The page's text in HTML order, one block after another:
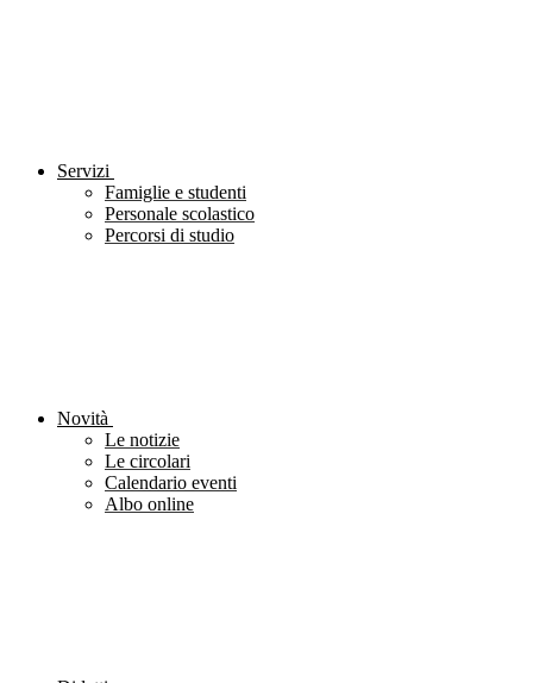
Servizi
Famiglie e studenti
Personale scolastico
Percorsi di studio
Novità
Le notizie
Le circolari
Calendario eventi
Albo online